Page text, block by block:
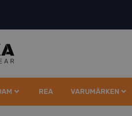
REA VARUMÄRKEN